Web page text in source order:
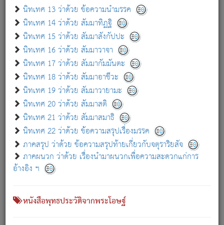
นิทเทศ 13 ว่าด้วย ข้อความนำมรรค
นิทเทศ 14 ว่าด้วย สัมมาทิฏฐิ
นิทเทศ 15 ว่าด้วย สัมมาสังกัปปะ
นิทเทศ 16 ว่าด้วย สัมมาวาจา
นิทเทศ 17 ว่าด้วย สัมมากัมมันตะ
นิทเทศ 18 ว่าด้วย สัมมาอาชีวะ
นิทเทศ 19 ว่าด้วย สัมมาวายามะ
นิทเทศ 20 ว่าด้วย สัมมาสติ
นิทเทศ 21 ว่าด้วย สัมมาสมาธิ
นิทเทศ 22 ว่าด้วย ข้อความสรุปเรื่องมรรค
ภาคสรุป ว่าด้วย ข้อความสรุปท้ายเกี่ยวกับจตุราริยสัจ
ภาคผนวก ว่าด้วย เรื่องนำมาผนวกเพื่อความสะดวกแก่การ
อ้างอิง ฯ
หนังสือพุทธประวัติจากพระโอษฐ์
เกี่ยวกับธรรมโฆษณ์ออนไลน์ (Disclaimer)
แม้ระบบ "ธรรมโฆษณ์ออนไลน์" พยายามปรับปรุงข้อมูลให้ถูกต้องมากที่สุด
ผู้ศึกษาก็พึงตรวจสอบกับตัวเล่มหนังสือต้นฉบับ ที่มีการพิมพ์ครั้งล่าสุด
ก่อนนำข้อมูลไปใช้ในการอ้างอิง"
เกี่ยวกับอัตถจารี|เกี่ยวกับการพัฒนา|แจ้งข้อผิดพลาด / แนะนำ
หนังสือที่เกี่ยวข้อง